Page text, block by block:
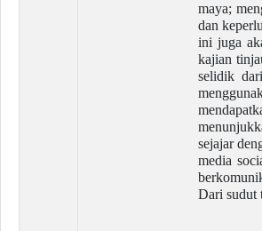
maya;
dan
ini juga
kajian
selidik
sejajar
media
Dari sudut